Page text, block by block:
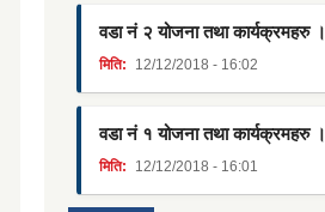
वडा नं २ योजना तथा कार्यक्रमहरु ।
मिति: 12/12/2018 - 16:02
वडा नं १ योजना तथा कार्यक्रमहरु ।
मिति: 12/12/2018 - 16:01